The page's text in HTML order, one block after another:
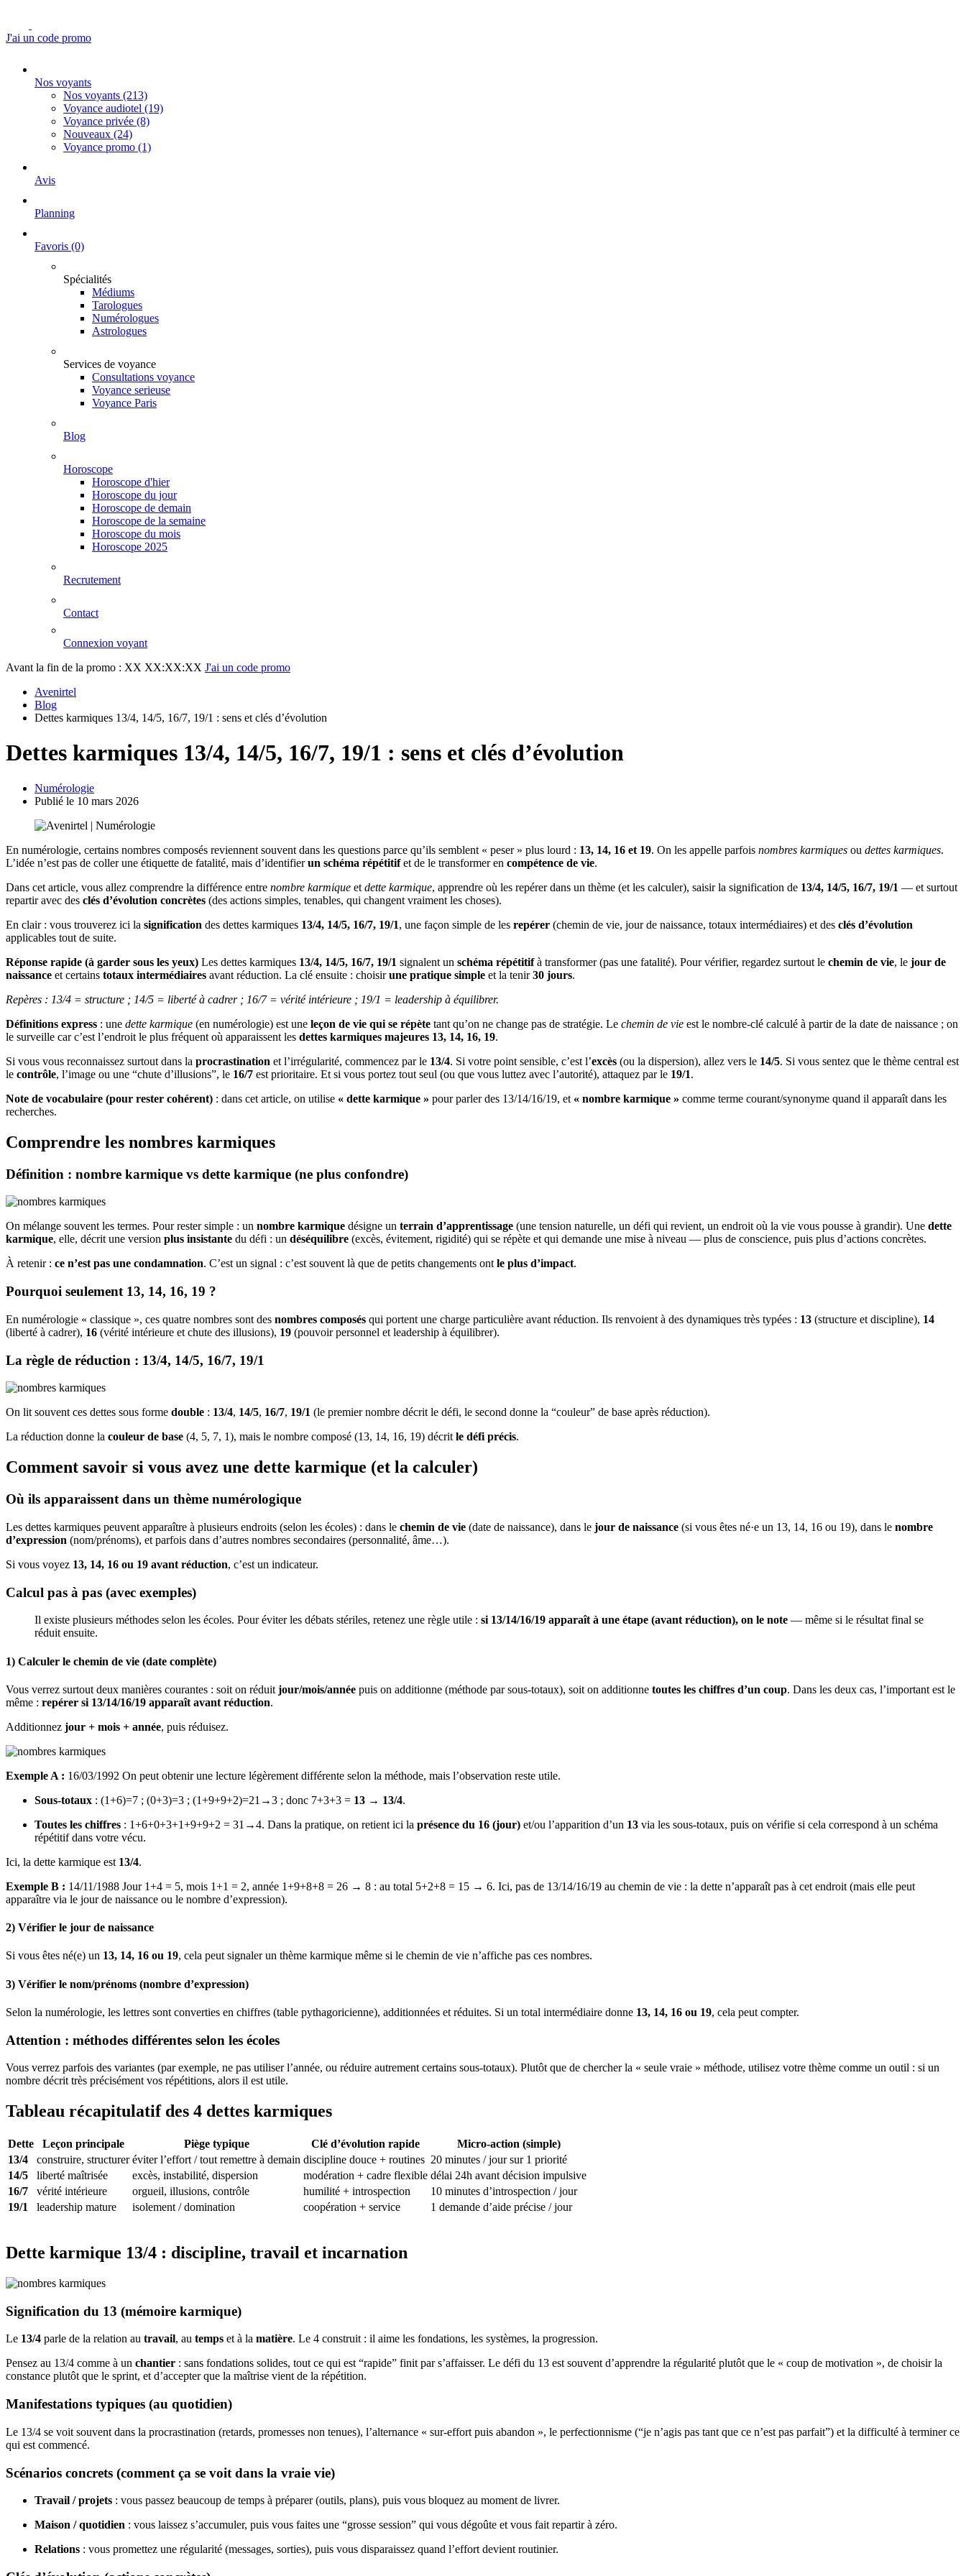
J'ai un code promo
Nos voyants
Nos voyants (213)
Voyance audiotel (19)
Voyance privée (8)
Nouveaux (24)
Voyance promo (1)
Avis
Planning
Favoris (0)
Spécialités
Médiums
Tarologues
Numérologues
Astrologues
Services de voyance
Consultations voyance
Voyance serieuse
Voyance Paris
Blog
Horoscope
Horoscope d'hier
Horoscope du jour
Horoscope de demain
Horoscope de la semaine
Horoscope du mois
Horoscope 2025
Recrutement
Contact
Connexion voyant
Avant la fin de la promo : XX XX:XX:XX J'ai un code promo
Avenirtel
Blog
Dettes karmiques 13/4, 14/5, 16/7, 19/1 : sens et clés d’évolution
Dettes karmiques 13/4, 14/5, 16/7, 19/1 : sens et clés d’évolution
Numérologie
Publié le 10 mars 2026
En numérologie, certains nombres composés reviennent souvent dans les questions parce qu’ils semblent « peser » plus lourd : 13, 14, 16 et 19. On les appelle parfois nombres karmiques ou dettes karmiques.
L’idée n’est pas de coller une étiquette de fatalité, mais d’identifierun schéma répétitifet de le transformer en compétence de vie.
Dans cet article, vous allez comprendre la différence entre nombre karmique et dette karmique, apprendre où les repérer dans un thème (et les calculer), saisir la signification de 13/4, 14/5, 16/7, 19/1 — et surtout
repartir avec des clés d’évolution concrètes (des actions simples, tenables, qui changent vraiment les choses).
En clair : vous trouverez ici la signification des dettes karmiques 13/4, 14/5, 16/7, 19/1, une façon simple de les repérer (chemin de vie, jour de naissance, totaux intermédiaires) et des clés d’évolution
applicables tout de suite.
Réponse rapide (à garder sous les yeux) Les dettes karmiques 13/4, 14/5, 16/7, 19/1 signalent un schéma répétitifà transformer (pas une fatalité). Pour vérifier, regardez surtout le chemin de vie, le jour de
naissance et certains totaux intermédiaires avant réduction. La clé ensuite : choisirune pratique simple et la tenir30 jours.
Repères : 13/4 = structure ; 14/5 = liberté à cadrer ; 16/7 = vérité intérieure ; 19/1 = leadership à équilibrer.
Définitions express : une dette karmique (en numérologie) est une leçon de vie qui se répète tant qu’on ne change pas de stratégie. Le chemin de vie est le nombre-clé calculé à partir de la date de naissance ; on
le surveille car c’est l’endroit le plus fréquent où apparaissent les dettes karmiques majeures 13, 14, 16, 19.
Si vous vous reconnaissez surtout dans la procrastination et l’irrégularité, commencez par le 13/4. Si votre point sensible, c’est l’excès (ou la dispersion), allez vers le 14/5. Si vous sentez que le thème central est
le contrôle, l’image ou une “chute d’illusions”, le 16/7 est prioritaire. Et si vous portez tout seul (ou que vous luttez avec l’autorité), attaquez par le 19/1.
Note de vocabulaire (pour rester cohérent) : dans cet article, on utilise « dette karmique » pour parler des 13/14/16/19, et « nombre karmique » comme terme courant/synonyme quand il apparaît dans les
recherches.
Comprendre les nombres karmiques
Définition : nombre karmique vs dette karmique (ne plus confondre)
On mélange souvent les termes. Pour rester simple : un nombre karmique désigne un terrain d’apprentissage (une tension naturelle, un défi qui revient, un endroit où la vie vous pousse à grandir). Une dette
karmique, elle, décrit une version plus insistante du défi : un déséquilibre (excès, évitement, rigidité) qui se répète et qui demande une mise à niveau — plus de conscience, puis plus d’actions concrètes.
À retenir : ce n’est pas une condamnation. C’est un signal : c’est souvent là que de petits changements ontle plus d’impact.
Pourquoi seulement 13, 14, 16, 19 ?
En numérologie « classique », ces quatre nombres sont des nombres composés qui portent une charge particulière avant réduction. Ils renvoient à des dynamiques très typées : 13 (structure et discipline), 14
(liberté à cadrer), 16 (vérité intérieure et chute des illusions), 19 (pouvoir personnel et leadership à équilibrer).
La règle de réduction : 13/4, 14/5, 16/7, 19/1
On lit souvent ces dettes sous forme double : 13/4, 14/5, 16/7, 19/1 (le premier nombre décrit le défi, le second donne la “couleur” de base après réduction).
La réduction donne la couleur de base (4, 5, 7, 1), mais le nombre composé (13, 14, 16, 19) décrit le défi précis.
Comment savoir si vous avez une dette karmique (et la calculer)
Où ils apparaissent dans un thème numérologique
Les dettes karmiques peuvent apparaître à plusieurs endroits (selon les écoles) : dans le chemin de vie (date de naissance), dans le jour de naissance (si vous êtes né·e un 13, 14, 16 ou 19), dans le nombre
d’expression (nom/prénoms), et parfois dans d’autres nombres secondaires (personnalité, âme…).
Si vous voyez 13, 14, 16 ou 19 avant réduction, c’est un indicateur.
Calcul pas à pas (avec exemples)
Il existe plusieurs méthodes selon les écoles. Pour éviter les débats stériles, retenez une règle utile : si 13/14/16/19 apparaît à une étape (avant réduction), on le note — même si le résultat final se
réduit ensuite.
1) Calculer le chemin de vie (date complète)
Vous verrez surtout deux manières courantes : soit on réduit jour/mois/année puis on additionne (méthode par sous-totaux), soit on additionne toutes les chiffres d’un coup. Dans les deux cas, l’important est le
même : repérer si 13/14/16/19 apparaît avant réduction.
Additionnez jour + mois + année, puis réduisez.
Exemple A : 16/03/1992 On peut obtenir une lecture légèrement différente selon la méthode, mais l’observation reste utile.
Sous-totaux : (1+6)=7 ; (0+3)=3 ; (1+9+9+2)=21→3 ; donc 7+3+3 = 13 → 13/4.
Toutes les chiffres : 1+6+0+3+1+9+9+2 = 31→4. Dans la pratique, on retient ici la présence du 16 (jour) et/ou l’apparition d’un 13 via les sous-totaux, puis on vérifie si cela correspond à un schéma
répétitif dans votre vécu.
Ici, la dette karmique est 13/4.
Exemple B : 14/11/1988 Jour 1+4 = 5, mois 1+1 = 2, année 1+9+8+8 = 26 → 8 : au total 5+2+8 = 15 → 6. Ici, pas de 13/14/16/19 au chemin de vie : la dette n’apparaît pas à cet endroit (mais elle peut
apparaître via le jour de naissance ou le nombre d’expression).
2) Vérifier le jour de naissance
Si vous êtes né(e) un 13, 14, 16 ou 19, cela peut signaler un thème karmique même si le chemin de vie n’affiche pas ces nombres.
3) Vérifier le nom/prénoms (nombre d’expression)
Selon la numérologie, les lettres sont converties en chiffres (table pythagoricienne), additionnées et réduites. Si un total intermédiaire donne 13, 14, 16 ou 19, cela peut compter.
Attention : méthodes différentes selon les écoles
Vous verrez parfois des variantes (par exemple, ne pas utiliser l’année, ou réduire autrement certains sous-totaux). Plutôt que de chercher la « seule vraie » méthode, utilisez votre thème comme un outil : si un
nombre décrit très précisément vos répétitions, alors il est utile.
Tableau récapitulatif des 4 dettes karmiques
Dette Leçon principale Piège typique Clé d’évolution rapide
Micro-action (simple)
13/4
construire, structurer éviter l’effort / tout remettre à demain discipline douce + routines 20 minutes / jour sur 1 priorité
14/5
liberté maîtrisée excès, instabilité, dispersion modération + cadre flexible délai 24h avant décision impulsive
16/7
vérité intérieure orgueil, illusions, contrôle humilité + introspection
10 minutes d’introspection / jour
19/1
leadership mature isolement / domination coopération + service 1 demande d’aide précise / jour
Dette karmique 13/4 : discipline, travail et incarnation
Signification du 13 (mémoire karmique)
Le 13/4 parle de la relation au travail, au temps et à la matière. Le 4 construit : il aime les fondations, les systèmes, la progression.
Pensez au 13/4 comme à un chantier : sans fondations solides, tout ce qui est “rapide” finit par s’affaisser. Le défi du 13 est souvent d’apprendre la régularité plutôt que le « coup de motivation », de choisir la
constance plutôt que le sprint, et d’accepter que la maîtrise vient de la répétition.
Manifestations typiques (au quotidien)
Le 13/4 se voit souvent dans la procrastination (retards, promesses non tenues), l’alternance « sur-effort puis abandon », le perfectionnisme (“je n’agis pas tant que ce n’est pas parfait”) et la difficulté à terminer ce
qui est commencé.
Scénarios concrets (comment ça se voit dans la vraie vie)
Travail / projets : vous passez beaucoup de temps à préparer (outils, plans), puis vous bloquez au moment de livrer.
Maison / quotidien : vous laissez s’accumuler, puis vous faites une “grosse session” qui vous dégoûte et vous fait repartir à zéro.
Relations : vous promettez une régularité (messages, sorties), puis vous disparaissez quand l’effort devient routinier.